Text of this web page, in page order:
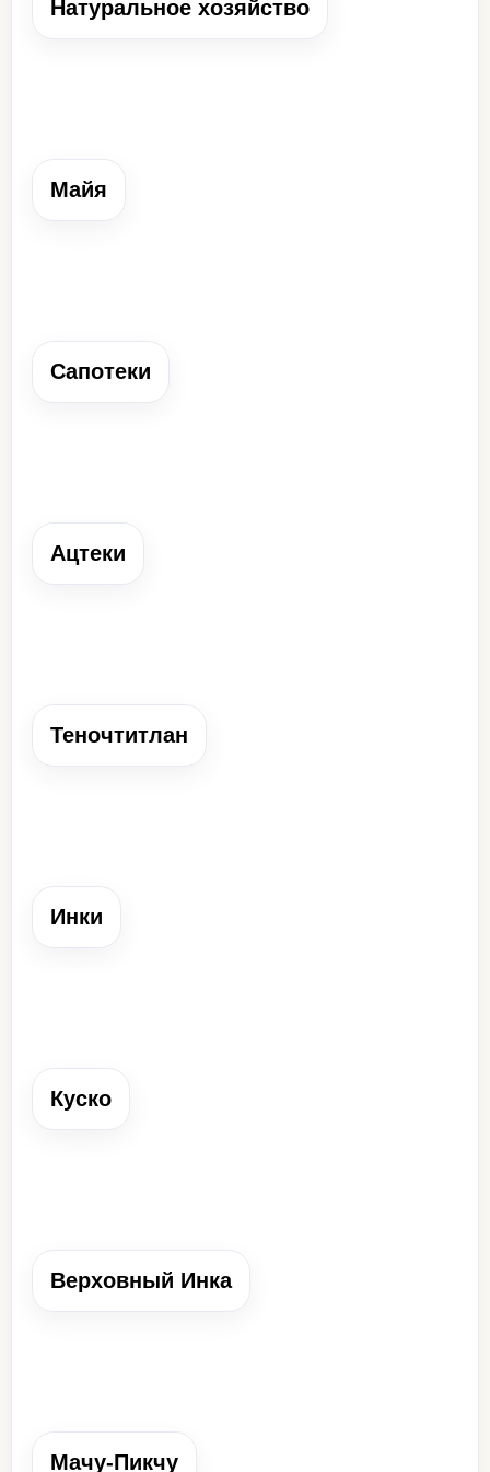
Натуральное хозяйствоНатуральное хозяйство
Хозяйство, при котором основная продукция
производится для собственного потребления.
Майя
государства, письменность, календарь и пирамиды-
Сапотеки
Народ к западу от майя, создавший свою цивилизацию и
Ацтеки
Народ Центральной Америки, создавший сильное
Теночтитлан
Столица ацтеков, расположенная на острове посреди
Инки
Народ Южной Америки, создавший в XV в. крупную
Куско
Столица государства инков на территории современного
Верховный Инка
Правитель государства инков, считавшийся сыном
Мачу-Пикчу